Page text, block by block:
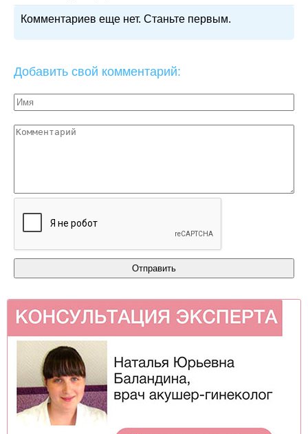
Комментариев еще нет. Станьте первым.
Добавить свой комментарий: